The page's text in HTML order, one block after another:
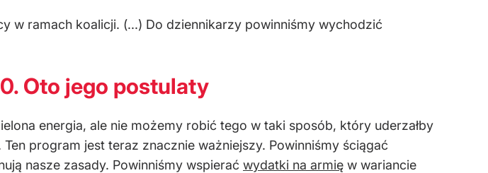
w ramach koalicji. (...) Do dziennikarzy powinniśmy wychodzić
Oto jego postulaty
energia, ale nie możemy robić tego w taki sposób, który uderzałby
program jest teraz znacznie ważniejszy. Powinniśmy ściągać
nasze zasady. Powinniśmy wspierać wydatki na armię w wariancie